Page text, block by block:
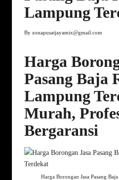
Lampung
Posted
By zonapusatjayamix@gmail.com
Harga
Pasang Baja
Lampung
Murah,
Bergaransi
Harga Borongan Jasa Pasang